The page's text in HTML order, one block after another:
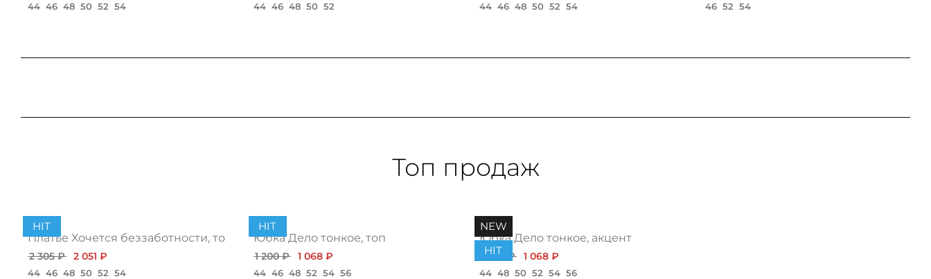
44 46 48 50 52 54 44 46 48 50 52 44 46 48 50 52 54 46 52 54
Топ продаж
HIT
Платье Хочется беззаботности, топ
2 305 ₽ 2 051 ₽
44 46 48 50 52 54
HIT
Юбка Дело тонкое, топ
1 200 ₽ 1 068 ₽
44 46 48 52 54 56
NEW
HIT
Юбка Дело тонкое, акцент
1 200 ₽ 1 068 ₽
44 48 50 52 54 56